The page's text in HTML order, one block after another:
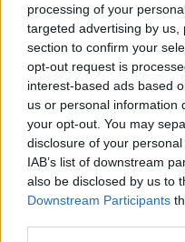
processing of your
targeted advertising by
section to confirm your
opt-out request is
interest-based ads based
us or personal information
your opt-out. You may
disclosure of your
IAB’s list of downstream
also be disclosed by us to
Downstream Participants
SMASH by Meló-Diák:
hangulata – Jön a
Július végén folytatódik
sorozat.
Címkék: #john williams